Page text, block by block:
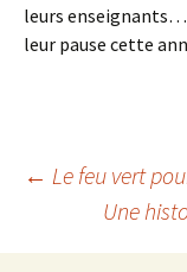
leurs
leur pause cette
← Le feu vert
Une